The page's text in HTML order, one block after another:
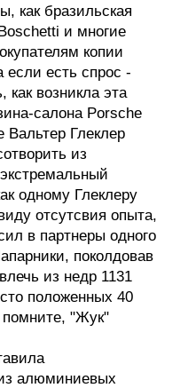
как бразильская
и многие
копии
если есть спрос -
как возникла эта
салона Porsche
Глеклер
из
одному Глеклеру
отсутсвия опыта,
в партнеры одного
поколдовав
из недр 1131
положенных 40
помните, "Жук"
алюминиевых